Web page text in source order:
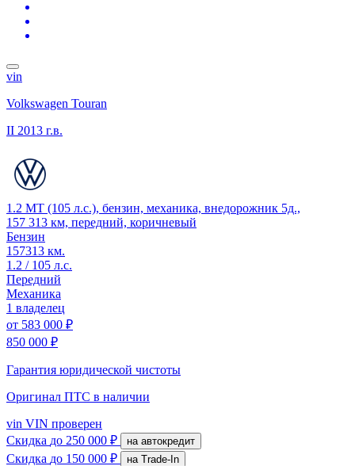
vin
Volkswagen Touran
II 2013 г.в.
1.2 MT (105 л.с.), бензин, механика, внедорожник 5д.,
157 313 км, передний, коричневый
Бензин
157313 км.
1.2 / 105 л.с.
Передний
Механика
1 владелец
от 583 000 ₽
850 000 ₽
Гарантия юридической чистоты
Оригинал ПТС в наличии
vin VIN проверен
Скидка до 250 000 ₽ на автокредит
Скидка до 150 000 ₽
на Trade-In